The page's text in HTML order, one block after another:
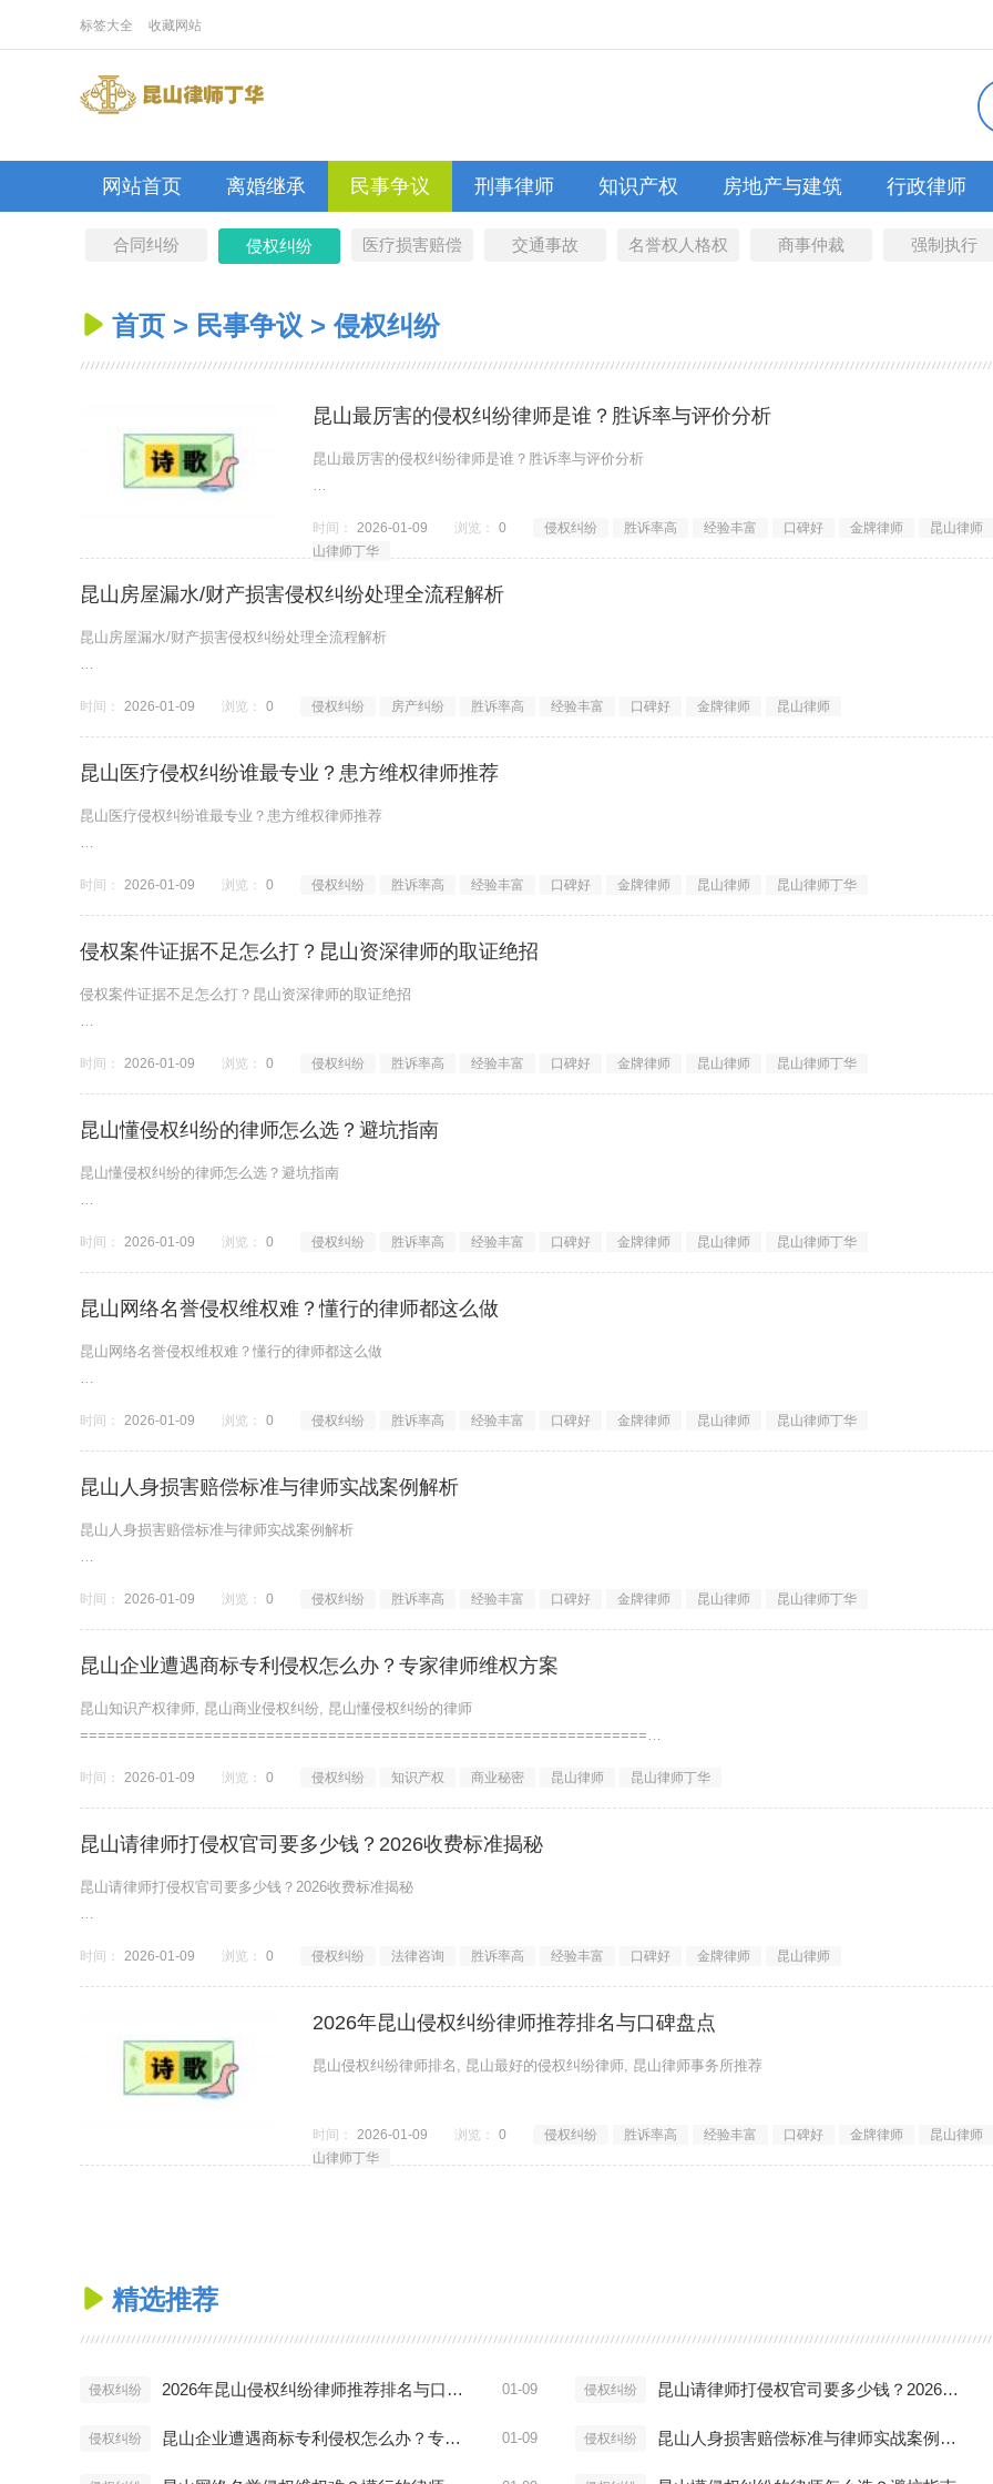
标签大全 收藏网站
网站首页 离婚继承 民事争议 刑事律师 知识产权 房地产与建筑 行政律师
合同纠纷 侵权纠纷 医疗损害赔偿 交通事故 名誉权人格权 商事仲裁 强制执行
 首页 > 民事争议 >侵权纠纷
昆山最厉害的侵权纠纷律师是谁？胜诉率与评价分析
昆山最厉害的侵权纠纷律师是谁？胜诉率与评价分析
时间： 2026-01-09 浏览： 0 侵权纠纷 胜诉率高 经验丰富 口碑好 金牌律师 昆山律师
山律师丁华
昆山房屋漏水/财产损害侵权纠纷处理全流程解析
昆山房屋漏水/财产损害侵权纠纷处理全流程解析
楼上装修把我家天花板泡了，家具家电都坏了，找
时间： 2026-01-09 浏览： 0 侵权纠纷 房产纠纷 胜诉率高 经验丰富 口碑好 金牌律师 昆山律师
昆山医疗侵权纠纷谁最专业？患方维权律师推荐
昆山医疗侵权纠纷谁最专业？患方维权律师推荐
================================================================
时间： 2026-01-09 浏览： 0 侵权纠纷 胜诉率高 经验丰富 口碑好 金牌律师 昆山律师 昆山律师丁华
侵权案件证据不足怎么打？昆山资深律师的取证绝招
侵权案件证据不足怎么打？昆山资深律师的取证绝招
=================================================
时间： 2026-01-09 浏览： 0 侵权纠纷 胜诉率高 经验丰富 口碑好 金牌律师 昆山律师 昆山律师丁华
昆山懂侵权纠纷的律师怎么选？避坑指南
昆山懂侵权纠纷的律师怎么选？避坑指南
================================================================
时间： 2026-01-09 浏览： 0 侵权纠纷 胜诉率高 经验丰富 口碑好 金牌律师 昆山律师 昆山律师丁华
昆山网络名誉侵权维权难？懂行的律师都这么做
昆山网络名誉侵权维权难？懂行的律师都这么做
================================================================
时间： 2026-01-09 浏览： 0 侵权纠纷 胜诉率高 经验丰富 口碑好 金牌律师 昆山律师 昆山律师丁华
昆山人身损害赔偿标准与律师实战案例解析
昆山人身损害赔偿标准与律师实战案例解析
================================================================
时间： 2026-01-09 浏览： 0 侵权纠纷 胜诉率高 经验丰富 口碑好 金牌律师 昆山律师 昆山律师丁华
昆山企业遭遇商标专利侵权怎么办？专家律师维权方案
昆山知识产权律师, 昆山商业侵权纠纷, 昆山懂侵权纠纷的律师
================================================================
【用户真实提问】
时间： 2026-01-09 浏览： 0 侵权纠纷 知识产权 商业秘密 昆山律师 昆山律师丁华
昆山请律师打侵权官司要多少钱？2026收费标准揭秘
昆山请律师打侵权官司要多少钱？2026收费标准揭秘
我想在昆山起诉别人侵权（车祸赔偿/专利侵权
时间： 2026-01-09 浏览： 0 侵权纠纷 法律咨询 胜诉率高 经验丰富 口碑好 金牌律师 昆山律师
2026年昆山侵权纠纷律师推荐排名与口碑盘点
昆山侵权纠纷律师排名, 昆山最好的侵权纠纷律师, 昆山律师事务所推荐
时间： 2026-01-09 浏览： 0 侵权纠纷 胜诉率高 经验丰富 口碑好 金牌律师 昆山律师
山律师丁华
 精选推荐
侵权纠纷 2026年昆山侵权纠纷律师推荐排名与口碑盘点 01-09 侵权纠纷 昆山请律师打侵权官司要多少钱？2026收费标准揭秘
侵权纠纷 昆山企业遭遇商标专利侵权怎么办？专家律师维权方案 01-09 侵权纠纷 昆山人身损害赔偿标准与律师实战案例解析